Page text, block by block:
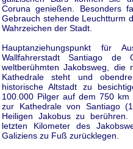
Coruna genießen. Besonders
Gebrauch stehende Leuchtturm
Wahrzeichen der Stadt.
Hauptanziehungspunkt für
Wallfahrerstadt Santiago
weltberühmten Jakobsweg, die
Kathedrale steht und
historische Altstadt zu
100.000 Pilger auf dem 750 km
zur Kathedrale von Santiago
Heiligen Jakobus zu
letzten Kilometer des
Galiziens zu Fuß zurücklegen.